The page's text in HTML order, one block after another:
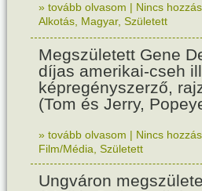
» tovább olvasom | Nincs
Alkotás Magyar, Született
Megszületett Gene
díjas amerikai-cseh
képregényszerző,
(Tom és Jerry,
» tovább olvasom | Nincs
Film/Média Született
Ungváron